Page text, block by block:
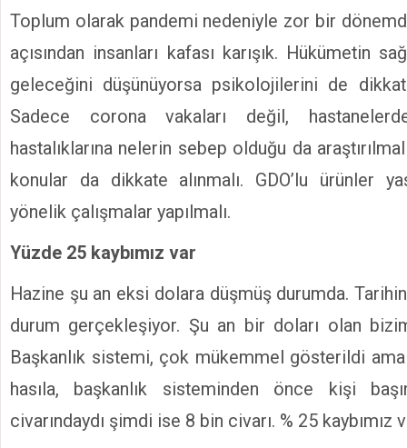
Toplum olarak pandemi nedeniyle zor bir
açısından insanları kafası karışık. Hükümetin
geleceğini düşünüyorsa psikolojilerini de
Sadece corona vakaları değil,
hastalıklarına nelerin sebep olduğu da
konular da dikkate alınmalı. GDO’lu ürünler
yönelik çalışmalar yapılmalı.
Yüzde 25 kaybımız var
Hazine şu an eksi dolara düşmüş durumda.
durum gerçekleşiyor. Şu an bir doları olan
Başkanlık sistemi, çok mükemmel gösterildi
hasıla, başkanlık sisteminden önce kişi
civarındaydı şimdi ise 8 bin civarı. % 25 kaybımız